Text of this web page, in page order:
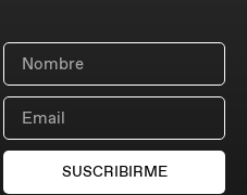
SUSCRIBIRME